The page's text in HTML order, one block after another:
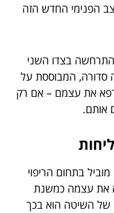
הפנימי החדש הזה
בצדו השני
סדורה, המבוססת על
את עצמם – אם רק
אותם.
בתחום הריפוי
את עצמה כמשנת
של השיטה הוא בכך